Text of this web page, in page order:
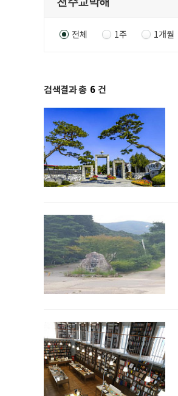
전체 1주 1개월
검색결과 총 6 건